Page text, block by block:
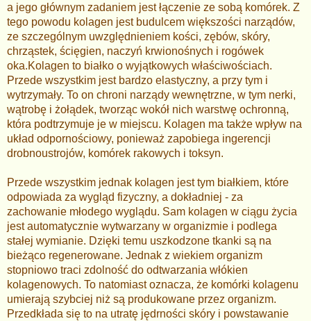
a jego głównym zadaniem jest łączenie ze sobą komórek. Z
tego powodu kolagen jest budulcem większości narządów,
ze szczególnym uwzględnieniem kości, zębów, skóry,
chrząstek, ścięgien, naczyń krwionośnych i rogówek
oka.Kolagen to białko o wyjątkowych właściwościach.
Przede wszystkim jest bardzo elastyczny, a przy tym i
wytrzymały. To on chroni narządy wewnętrzne, w tym nerki,
wątrobę i żołądek, tworząc wokół nich warstwę ochronną,
która podtrzymuje je w miejscu. Kolagen ma także wpływ na
układ odpornościowy, ponieważ zapobiega ingerencji
drobnoustrojów, komórek rakowych i toksyn.
Przede wszystkim jednak kolagen jest tym białkiem, które
odpowiada za wygląd fizyczny, a dokładniej - za
zachowanie młodego wyglądu. Sam kolagen w ciągu życia
jest automatycznie wytwarzany w organizmie i podlega
stałej wymianie. Dzięki temu uszkodzone tkanki są na
bieżąco regenerowane. Jednak z wiekiem organizm
stopniowo traci zdolność do odtwarzania włókien
kolagenowych. To natomiast oznacza, że komórki kolagenu
umierają szybciej niż są produkowane przez organizm.
Przedkłada się to na utratę jędrności skóry i powstawanie